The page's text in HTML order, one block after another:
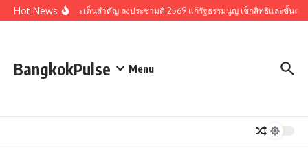
Skip to content
Hot Newsรวมประเด็นสำคัญ ลงประชามติ 2569 แก้รัฐธรรมนูญ เช็กสิทธิและขั้นตอ
BangkokPulse Menu